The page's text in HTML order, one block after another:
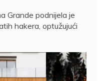
Grande podnijela je
hakera, optužujući